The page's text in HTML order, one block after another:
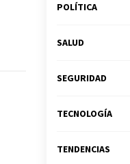
POLÍTICA
SALUD
SEGURIDAD
TECNOLOGÍA
TENDENCIAS